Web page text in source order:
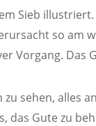
Sieb
so am
Vorgang. Das
sehen, alles
das Gute zu